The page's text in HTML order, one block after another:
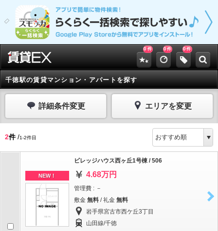
0 件 0件 0件
千徳駅の賃貸マンション・アパートを探す
詳細条件変更 エリアを変更
2件/1-2件目
NEW！
ビレッジハウス西ヶ丘1号棟 / 506
4.68万円
管理費 : －
敷金 無料 / 礼金 無料
岩手県宮古市西ケ丘3丁目
山田線/千徳